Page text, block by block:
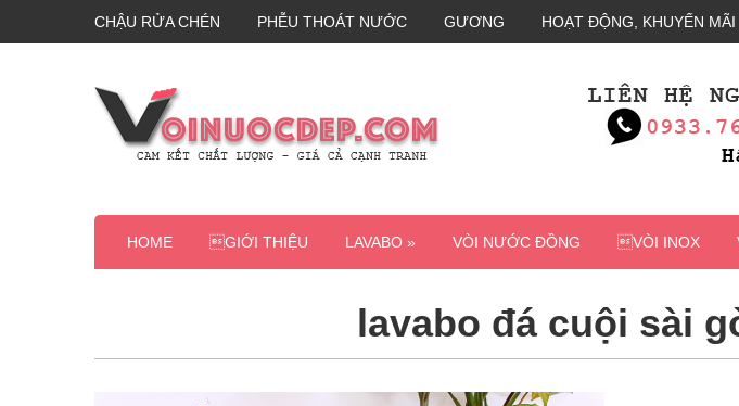
CHẬU RỬA CHÉN PHỄU THOÁT NƯỚC GƯƠNG HOẠT ĐỘNG, KHUYẾN MÃI
HOME GIỚI THIỆU LAVABO » VÒI NƯỚC ĐỒNG VÒI INOX
lavabo đá cuội sài